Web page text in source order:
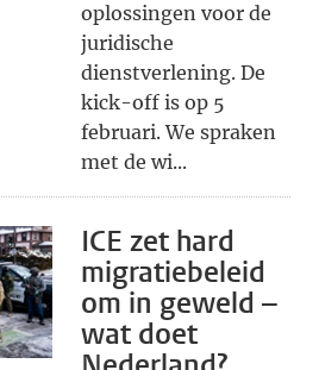
oplossingen voor de
juridische
dienstverlening. De
kick-off is op 5
februari. We spraken
met de wi...
ICE zet hard
migratiebeleid
om in geweld –
wat doet